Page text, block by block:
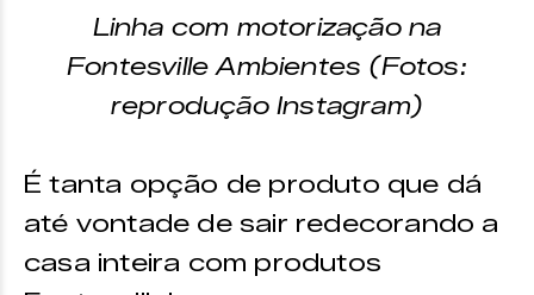
Linha com motorização na
Fontesville Ambientes (Fotos:
reprodução Instagram)
É tanta opção de produto que dá
até vontade de sair redecorando a
casa inteira com produtos